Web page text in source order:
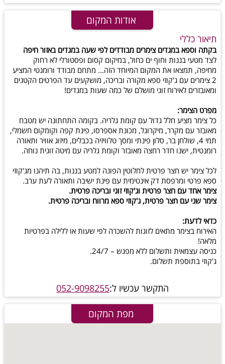
אודות המקום
תיאור כללי
בקתה וספא במגדים צימרים מבודדים לפי שעה במגדים באזור חיפה
לצד מטעי בננות וחוף ים כחול, במיקום קסום ופסטורלי לא רחוק
מחיפה, תמצאו את המקום המיוחד הזה... מתחם מבודד ורומנטי המציע
2 צימרים עם ג'קוזי ספא מקורה ובריכה, מושקעים עד הפרטים הקטנים
ומאובזרים לאירוח זוגי מושלם של כמה שעות במגדים!
מפרט הצימר:
כל צימר מציע חלל גדול עם קומת גלריה. בקומה התחתונה יש מטבח
מאובזר עם מקרר, מיקרוגל, מכונת אספרסו, פינת קפה וקומקום חשמלי,
תמי 4, שולחן בר, סלון פינתי ומסך טלוויזיה בכבלים, מיזוג אוויר ותאורה
רומנטית, ישנו חדר רחצה מאובזר וקומת גלריה עם מיטה זוגית נוחה.
לכל צימר יש חצר פרטית לחלוטין הפונה למטע בננות, בה תיהנו מג'קוזי
ספא פרטי ומרפסת דק אינטימית עם פינת ישיבה ותאורה לעת ערב.
צימר אחד עם חצר פרטית וג'קוזי זוגי ובריכה פרטית.
צימר שני עם חצר פרטית, ג'קוזי ספא מרווח ובריכה פרטית.
כדאי לדעת:
האירוח בצימר מתאים לזוגות להשכרה לפי שעות או ללילה בפרטיות
מלאה!
כניסה עצמאית ותשלום ללא מפגש – 24/7.
ג'קוזי בתוספת תשלום.
התקשר עכשיו ל:052-9098255
מפת המקום